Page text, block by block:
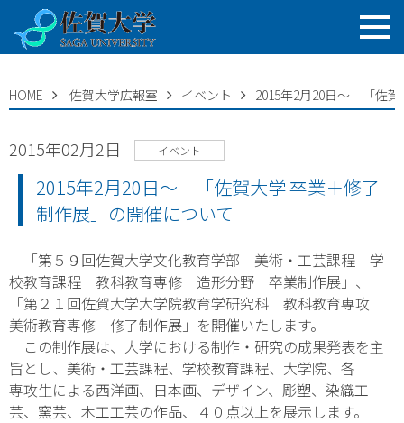
HOME 佐賀大学広報室 イベント 2015年2月20日～ 「佐
2015年02月2日 イベント
2015年2月20日～ 「佐賀大学 卒業＋修了
制作展」の開催について
「第５９回佐賀大学文化教育学部 美術・工芸課程 学
校教育課程 教科教育専修 造形分野 卒業制作展」、
「第２１回佐賀大学大学院教育学研究科 教科教育専攻
美術教育専修 修了制作展」を開催いたします。
この制作展は、大学における制作・研究の成果発表を主
旨とし、美術・工芸課程、学校教育課程、大学院、各
専攻生による西洋画、日本画、デザイン、彫塑、染織工
芸、窯芸、木工工芸の作品、４０点以上を展示します。